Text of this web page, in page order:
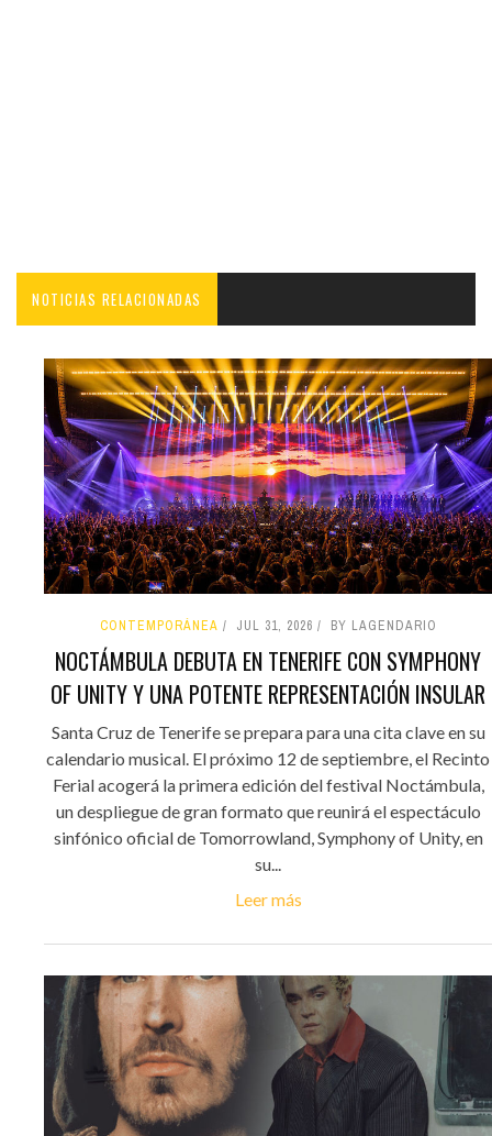
NOTICIAS RELACIONADAS
CONTEMPORÁNEA JUL 31, 2026 BY LAGENDARIO
NOCTÁMBULA DEBUTA EN TENERIFE CON SYMPHONY
OF UNITY Y UNA POTENTE REPRESENTACIÓN INSULAR
Santa Cruz de Tenerife se prepara para una cita clave en su
calendario musical. El próximo 12 de septiembre, el Recinto
Ferial acogerá la primera edición del festival Noctámbula,
un despliegue de gran formato que reunirá el espectáculo
sinfónico oficial de Tomorrowland, Symphony of Unity, en
su...
Leer más